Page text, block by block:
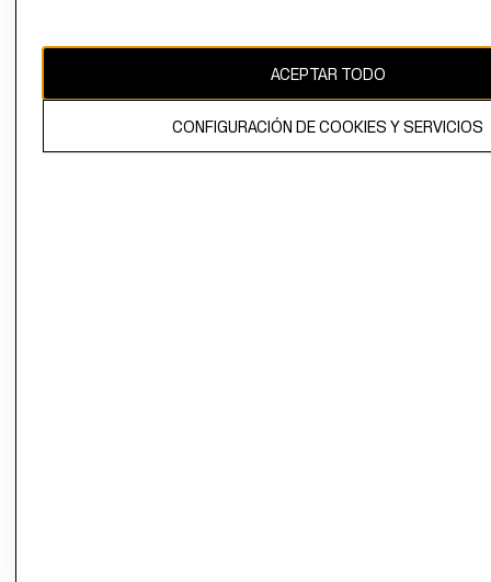
El contenido de esta página web está protegido por copyright y es
propiedad de H&M Hennes & Mauritz AB.
ACEPTAR TODO
CONFIGURACIÓN DE COOKIES Y SERVICIOS